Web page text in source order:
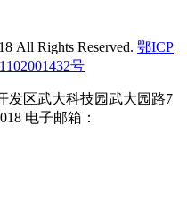
All Rights Reserved. 鄂ICP
号
发区武大科技园武大园路7
电子邮箱：